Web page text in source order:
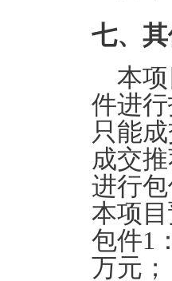
七、
本
件进
只能
成交
进行
本项
包件1
万元；